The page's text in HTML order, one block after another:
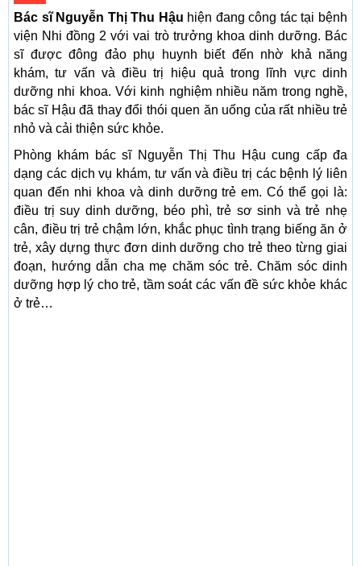
Bác sĩ Nguyễn Thị Thu Hậu hiện đang công tác tại bệnh
viện Nhi đồng 2 với vai trò trưởng khoa dinh dưỡng. Bác
sĩ được đông đảo phụ huynh biết đến nhờ khả năng
khám, tư vấn và điều trị hiệu quả trong lĩnh vực dinh
dưỡng nhi khoa. Với kinh nghiệm nhiều năm trong nghề,
bác sĩ Hậu đã thay đổi thói quen ăn uống của rất nhiều trẻ
nhỏ và cải thiện sức khỏe.
Phòng khám bác sĩ Nguyễn Thị Thu Hậu cung cấp đa
dạng các dịch vụ khám, tư vấn và điều trị các bệnh lý liên
quan đến nhi khoa và dinh dưỡng trẻ em. Có thể gọi là:
điều trị suy dinh dưỡng, béo phì, trẻ sơ sinh và trẻ nhẹ
cân, điều trị trẻ chậm lớn, khắc phục tình trạng biếng ăn ở
trẻ, xây dựng thực đơn dinh dưỡng cho trẻ theo từng giai
đoạn, hướng dẫn cha mẹ chăm sóc trẻ. Chăm sóc dinh
dưỡng hợp lý cho trẻ, tầm soát các vấn đề sức khỏe khác
ở trẻ…